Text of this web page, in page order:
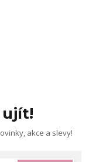
ujít!
akce a slevy!